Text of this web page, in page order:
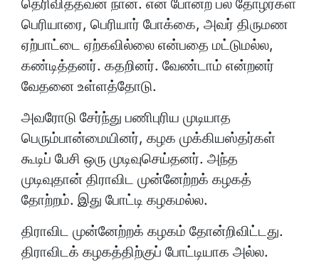
தெரிவித்தவன் நான். என் போன்ற பல தோழர்கள்
பெரியாரை, பெரியார் போக்கை, அவர் திருமண
ஏற்பாட்டை ஏற்கவில்லை என்பதை மட்டுமல்ல,
கண்டித்தனர். கதறினர். வேண்டாம் என்றனர்
வேதனை உள்ளத்தோடு.
அவரோடு சேர்ந்து பணிபுரிய முடியாத
பெரும்பான்மையினர், கழக முக்கியஸ்தர்கள்
கூடிப் பேசி ஒரு முடிவுசெய்தனர். அந்த
முடிவுதான் திராவிட முன்னேற்றக் கழகத்
தோற்றம். இது போட்டி கழகமல்ல.
திராவிட முன்னேற்றக் கழகம் தோன்றிவிட்டது.
திராவிடக் கழகத்திற்குப் போட்டியாக அல்ல.